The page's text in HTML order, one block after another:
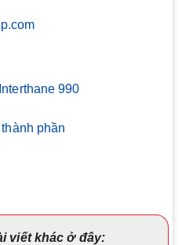
990
phần
viết khác ở đây: